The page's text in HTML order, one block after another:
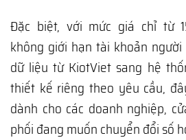
Đặc biệt, với mức giá chỉ từ
không giới hạn tài khoản
dữ liệu từ KiotViet sang hệ
thiết kế riêng theo yêu cầu,
dành cho các doanh nghiệp,
phối đang muốn chuyển đổi số